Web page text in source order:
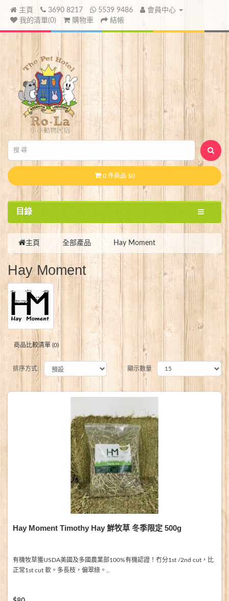
主頁 3690 8217 5539 9486
會員中心
我的清單(0)
購物車 結帳
0 件商品 $0
目錄
主頁 全部產品 Hay Moment
Hay Moment
商品比較清單 (0)
排序方式: 顯示數量
Hay Moment Timothy Hay 鮮牧草 冬季限定 500g
有機牧草獲USDA美國及多國農業部100%有機認證！冇分1st /2nd cut，比
正常1st cut 軟。多長枝，偏翠綠。..